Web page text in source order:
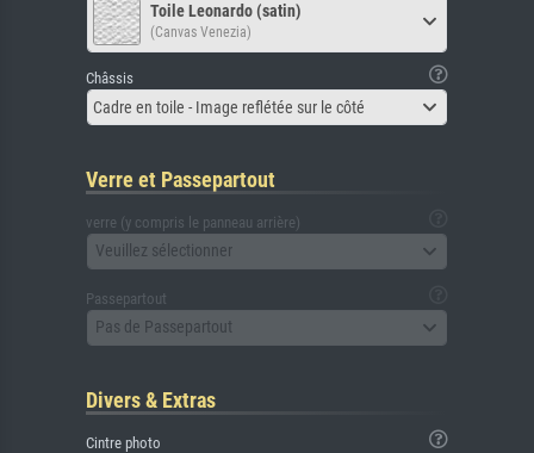
Toile Leonardo (satin)
(Canvas Venezia)
Châssis
Cadre en toile - Image reflétée sur le côté
Verre et Passepartout
verre (y compris le panneau arrière)
Veuillez sélectionner
Passepartout
Pas de Passepartout
Divers & Extras
Cintre photo